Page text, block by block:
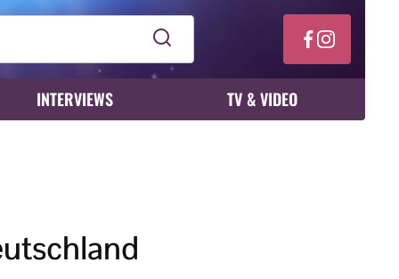
INTERVIEWS TV & VIDEO